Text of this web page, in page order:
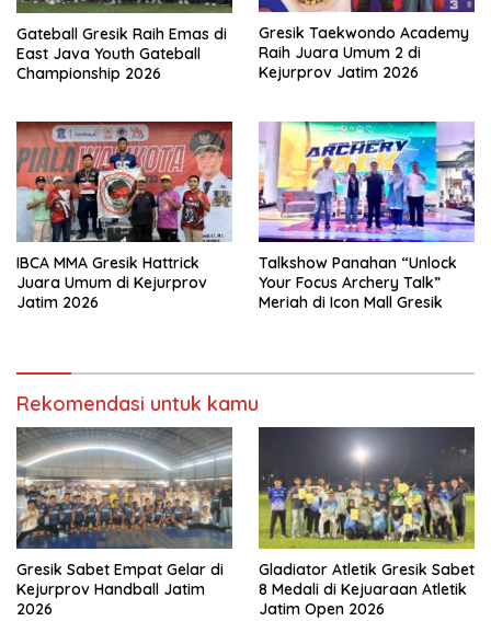
Gateball Gresik Raih Emas di
East Java Youth Gateball
Championship 2026
Gresik Taekwondo Academy
Raih Juara Umum 2 di
Kejurprov Jatim 2026
IBCA MMA Gresik Hattrick
Juara Umum di Kejurprov
Jatim 2026
Talkshow Panahan “Unlock
Your Focus Archery Talk”
Meriah di Icon Mall Gresik
Rekomendasi untuk kamu
Gresik Sabet Empat Gelar di
Kejurprov Handball Jatim
2026
Gladiator Atletik Gresik Sabet
8 Medali di Kejuaraan Atletik
Jatim Open 2026